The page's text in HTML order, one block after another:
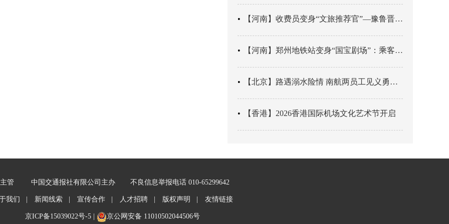
【河南】收费员变身“文旅推荐官”—豫鲁晋四地市交旅融合让游客一下高速就“入戏”
【河南】郑州地铁站变身“国宝剧场”：乘客刚出车厢，就“入戏”千年
【北京】路遇溺水险情 南航两员工见义勇为科学施救
【香港】2026香港国际机场文化艺术节开启
管 中国交通报社有限公司主办 不良信息举报电话 010-65299642
我们 | 新闻线索 | 宣传合作 | 人才招聘 | 版权声明 | 友情链接
京ICP备15039022号-5| 京公网安备 11010502044506号